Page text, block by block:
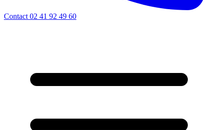
Contact 02 41 92 49 60